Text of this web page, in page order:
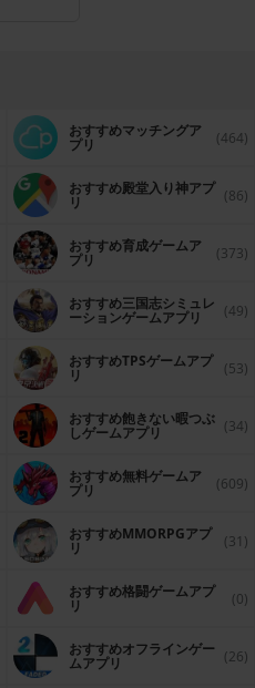
おすすめマッチングア
プリ (464)
おすすめ殿堂入り神アプ
リ (86)
おすすめ育成ゲームア
プリ (373)
おすすめ三国志シミュレ
ーションゲームアプリ (49)
おすすめTPSゲームアプ
リ (53)
おすすめ飽きない暇つぶ
しゲームアプリ (34)
おすすめ無料ゲームア
プリ (609)
おすすめ MMORPGアプ
リ (31)
おすすめ格闘ゲームアプ
リ (0)
おすすめオフラインゲー
ムアプリ (26)